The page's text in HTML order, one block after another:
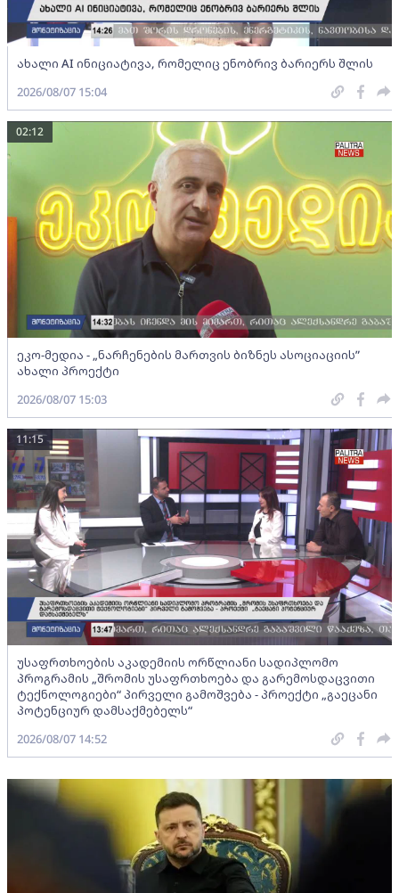
ახალი AI ინიციატივა, რომელიც ენობრივ ბარიერს შლის
2026/08/07 15:04
ეკო-მედია - „ნარჩენების მართვის ბიზნეს ასოციაციის”
ახალი პროექტი
02:12
2026/08/07 15:03
უსაფრთხოების აკადემიის ორწლიანი სადიპლომო
პროგრამის „შრომის უსაფრთხოება და გარემოსდაცვითი
ტექნოლოგიები“ პირველი გამოშვება - პროექტი „გაეცანი
პოტენციურ დამსაქმებელს“
11:15
2026/08/07 14:52